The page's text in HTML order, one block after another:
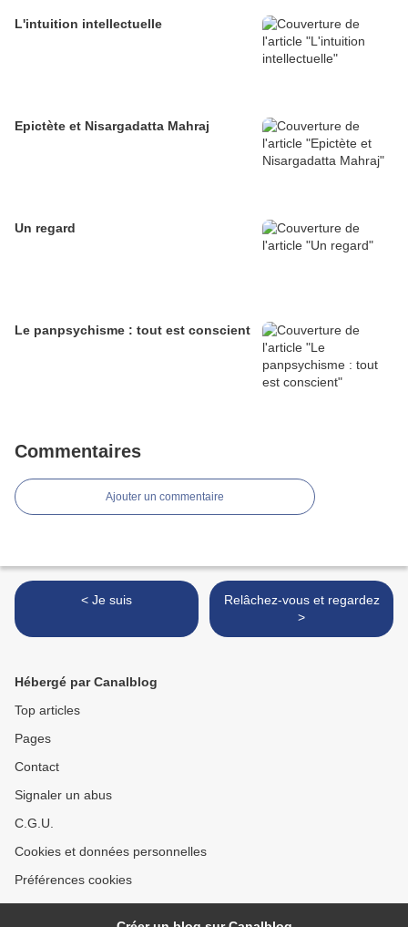
L'intuition intellectuelle
Epictète et Nisargadatta Mahraj
Un regard
Le panpsychisme : tout est conscient
Commentaires
Ajouter un commentaire
< Je suis
Relâchez-vous et regardez
>
Hébergé par Canalblog
Top articles
Pages
Contact
Signaler un abus
C.G.U.
Cookies et données personnelles
Préférences cookies